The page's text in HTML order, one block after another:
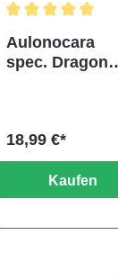
Aulonocara
spec. Dragon
18,99 €*
Kaufen